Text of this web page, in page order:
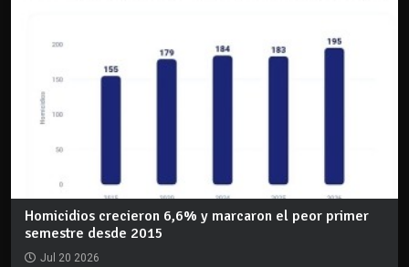
Homicidios crecieron 6,6% y marcaron el peor primer
semestre desde 2015
Jul 20 2026